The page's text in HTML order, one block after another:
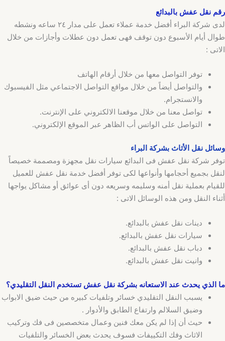
رقم نقل عفش بالبدائع
لدى شركة البراء أفضل خدمة عملاء تعمل على مدار ٢٤ ساعه ونشطه
طوال أيام الأسبوع دون توقف فهى تعمل دون عطلات وأجازات من خلال
الاتى :
توفر التواصل معها من خلال أرقام الهاتف
والتواصل أيضاً من خلال مواقع التواصل الاجتماعي مثل الفيسبوك
والانستجرام.
تواصل معنا من خلال موقعنا الالكتروني على الإنترنت.
التواصل على الواتس أب الظاهر عبر الموقع الإلكتروني.
وسائل نقل الأثاث بشركة البراء
توفر شركة نقل عفش فى البدائع سيارات نقل مجهزة ومصممة خصيصاً
لنقل بجميع أحجامها وأنواعها لكى توفر أفضل خدمة نقل عفش للعميل
للقيام بعملية نقل أمنه وسليمه وسريعه دون أى عوائق أو مشاكل يواجها
أثناء النقل ومن هذه الوسائل الاتى :
دينات نقل عفش بالبدائع.
سيارات نقل عفش بالبدائع.
دباب نقل عفش بالبدائع.
وانيت نقل عفش بالبدائع.
ما الذي يحدث عند الاستعانه بشركة نقل عفش تستخدم النقل التقليدي؟
يسبب النقل التقليدي خسائر وتلفيات كبيره من حيث ضيق الابواب
وضيق السلالم وارتفاع الطابق والأدوار .
حيث أن إذا لم يكن معك فنين وعمال متخصصين فى فك وتركيب
الاثاث وفك التكييفات فسوف يحدث بعض الخسائر والتلفيات